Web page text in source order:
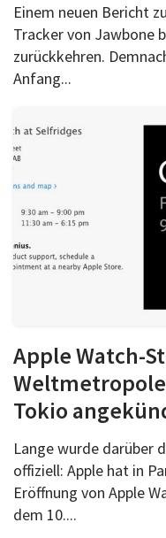
Einem neuen Bericht
Tracker von Jawbone
zurückkehren.
Anfang...
Apple Watch-
Tokio
Lange wurde darüber
offiziell: Apple hat in
Eröffnung von Apple
dem 10....